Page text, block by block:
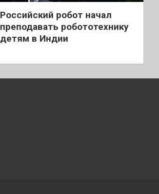
Российский робот начал
преподавать робототехнику
детям в Индии